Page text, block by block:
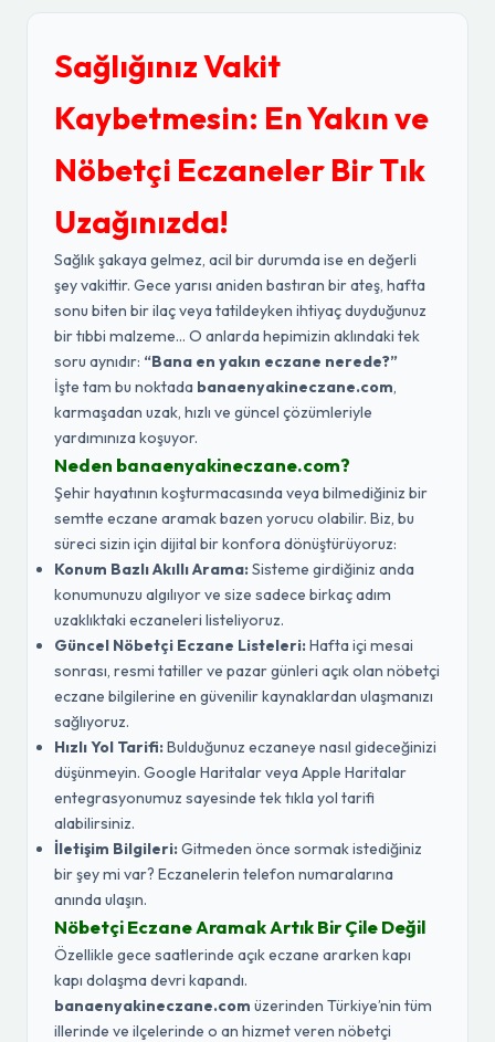
Sağlığınız Vakit
Kaybetmesin: En Yakın ve
Nöbetçi Eczaneler Bir Tık
Uzağınızda!
Sağlık şakaya gelmez, acil bir durumda ise en değerli
şey vakittir. Gece yarısı aniden bastıran bir ateş, hafta
sonu biten bir ilaç veya tatildeyken ihtiyaç duyduğunuz
bir tıbbi malzeme... O anlarda hepimizin aklındaki tek
soru aynıdır: “Bana en yakın eczane nerede?”
İşte tam bu noktada banaenyakineczane.com,
karmaşadan uzak, hızlı ve güncel çözümleriyle
yardımınıza koşuyor.
Neden banaenyakineczane.com?
Şehir hayatının koşturmacasında veya bilmediğiniz bir
semtte eczane aramak bazen yorucu olabilir. Biz, bu
süreci sizin için dijital bir konfora dönüştürüyoruz:
Konum Bazlı Akıllı Arama:Sisteme girdiğiniz anda
konumunuzu algılıyor ve size sadece birkaç adım
uzaklıktaki eczaneleri listeliyoruz.
Güncel Nöbetçi Eczane Listeleri:Hafta içi mesai
sonrası, resmi tatiller ve pazar günleri açık olan nöbetçi
eczane bilgilerine en güvenilir kaynaklardan ulaşmanızı
sağlıyoruz.
Hızlı Yol Tarifi:Bulduğunuz eczaneye nasıl gideceğinizi
düşünmeyin. Google Haritalar veya Apple Haritalar
entegrasyonumuz sayesinde tek tıkla yol tarifi
alabilirsiniz.
İletişim Bilgileri:Gitmeden önce sormak istediğiniz
bir şey mi var? Eczanelerin telefon numaralarına
anında ulaşın.
Nöbetçi Eczane Aramak Artık Bir Çile Değil
Özellikle gece saatlerinde açık eczane ararken kapı
kapı dolaşma devri kapandı.
banaenyakineczane.com üzerinden Türkiye’nin tüm
illerinde ve ilçelerinde o an hizmet veren nöbetçi